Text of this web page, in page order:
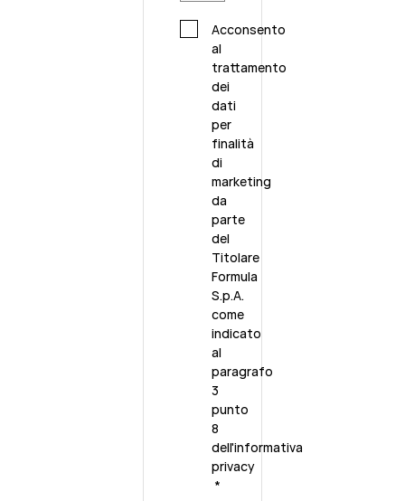
Acconsento
al
trattamento
dei
dati
per
finalità
di
marketing
da
parte
del
Titolare
Formula
S.p.A.
come
indicato
al
paragrafo
3
punto
8
dell'informativa
privacy
*